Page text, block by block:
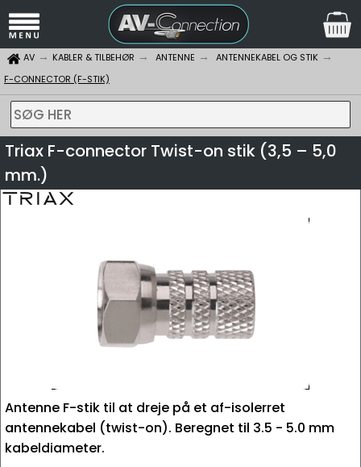
AV KABLER & TILBEHØR ANTENNE
ANTENNEKABEL OG STIK
F-CONNECTOR (F-STIK)
SØG HER
Triax F-connector Twist-on stik (3,5 – 5,0
mm.)
Antenne F-stik til at dreje på et af-isolerret
antennekabel (twist-on). Beregnet til 3.5 - 5.0 mm
kabeldiameter.